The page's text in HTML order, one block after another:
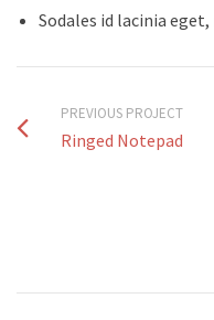
Sodales id lacinia
PREVIOUS PROJECT
Ringed Notepad